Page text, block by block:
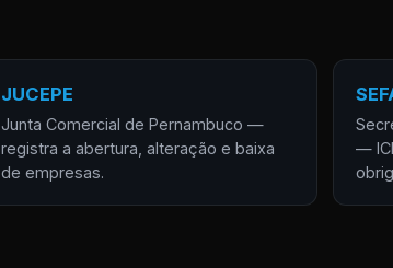
JUCEPE
Junta Comercial de Pernambuco —
registra a abertura, alteração e baixa
de empresas.
—